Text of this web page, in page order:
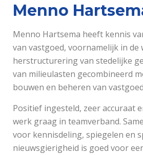
Menno
Menno Hartsema heeft kennis
van vastgoed, voornamelijk in de
herstructurering van stedelijke
van milieulasten gecombineerd
bouwen en beheren van
Positief ingesteld, zeer accuraat
werk graag in teamverband.
voor kennisdeling, spiegelen en
nieuwsgierigheid is goed voor